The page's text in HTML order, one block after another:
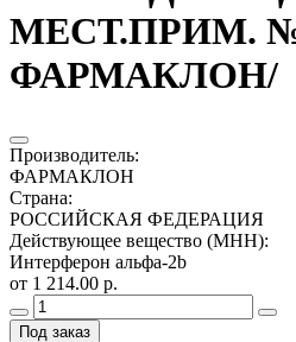
МЕСТ.ПРИМ.
ФАРМАКЛОН/
Производитель:
ФАРМАКЛОН
Страна:
РОССИЙСКАЯ ФЕДЕРАЦИЯ
Действующее вещество (МНН):
Интерферон альфа-2b
от 1 214.00 р.
Под заказ